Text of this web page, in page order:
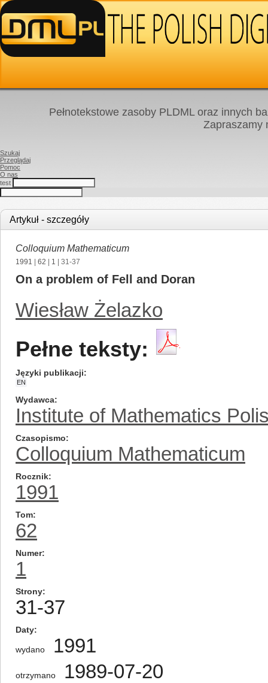
Pełnotekstowe zasoby PLDML oraz innych
Zapraszamy
Szukaj
Przeglądaj
Pomoc
O nas
test
Artykuł - szczegóły
Colloquium Mathematicum
1991 62 1 | 31-37
On a problem of Fell and Doran
Wiesław Żelazko
Pełne teksty:
Języki publikacji
EN
Wydawca
Institute of Mathematics
Czasopismo
Colloquium Mathematicum
Rocznik
1991
Tom
62
Numer
1
Strony
31-37
Daty
wydano 1991
otrzymano 1989-07-20